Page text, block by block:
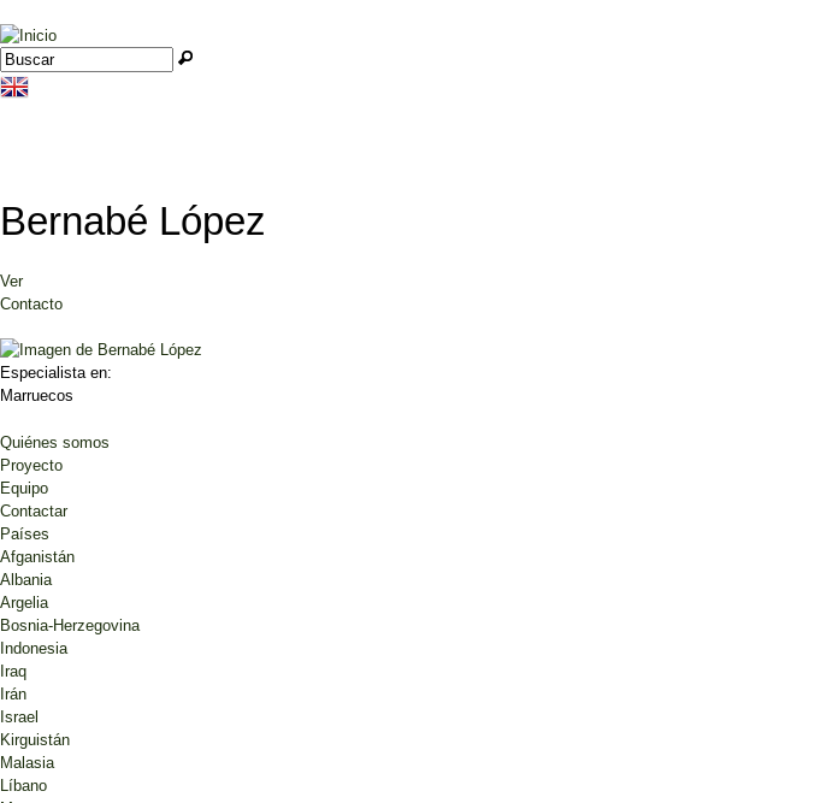
Jump to navigation
Formulario de búsqueda
Buscar
Bernabé López
Solapas principales
Ver(solapa activa)
Contacto
Especialista en:
Marruecos
Quiénes somos
Proyecto
Equipo
Contactar
Países
Afganistán
Albania
Argelia
Bosnia-Herzegovina
Indonesia
Iraq
Irán
Israel
Kirguistán
Malasia
Líbano